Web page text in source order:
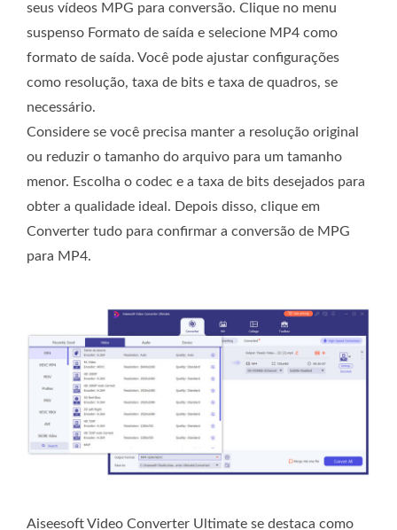
seus vídeos MPG para conversão. Clique no menu
suspenso Formato de saída e selecione MP4 como
formato de saída. Você pode ajustar configurações
como resolução, taxa de bits e taxa de quadros, se
necessário.
Considere se você precisa manter a resolução original
ou reduzir o tamanho do arquivo para um tamanho
menor. Escolha o codec e a taxa de bits desejados para
obter a qualidade ideal. Depois disso, clique em
Converter tudo para confirmar a conversão de MPG
para MP4.
Aiseesoft Video Converter Ultimate se destaca como